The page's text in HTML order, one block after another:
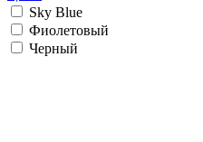
Sky Blue
Фиолетовый
Черный